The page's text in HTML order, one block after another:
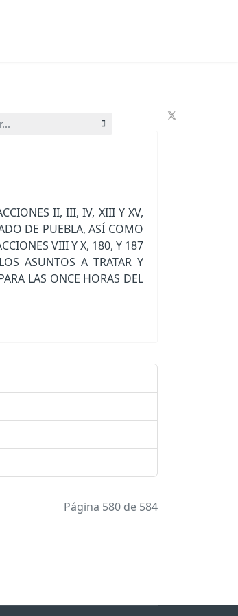
II, III, IV, XIII Y XV,
DE PUEBLA, ASÍ COMO
VIII Y X, 180, Y 187
ASUNTOS A TRATAR Y
LAS ONCE HORAS DEL
Página 580 de 584